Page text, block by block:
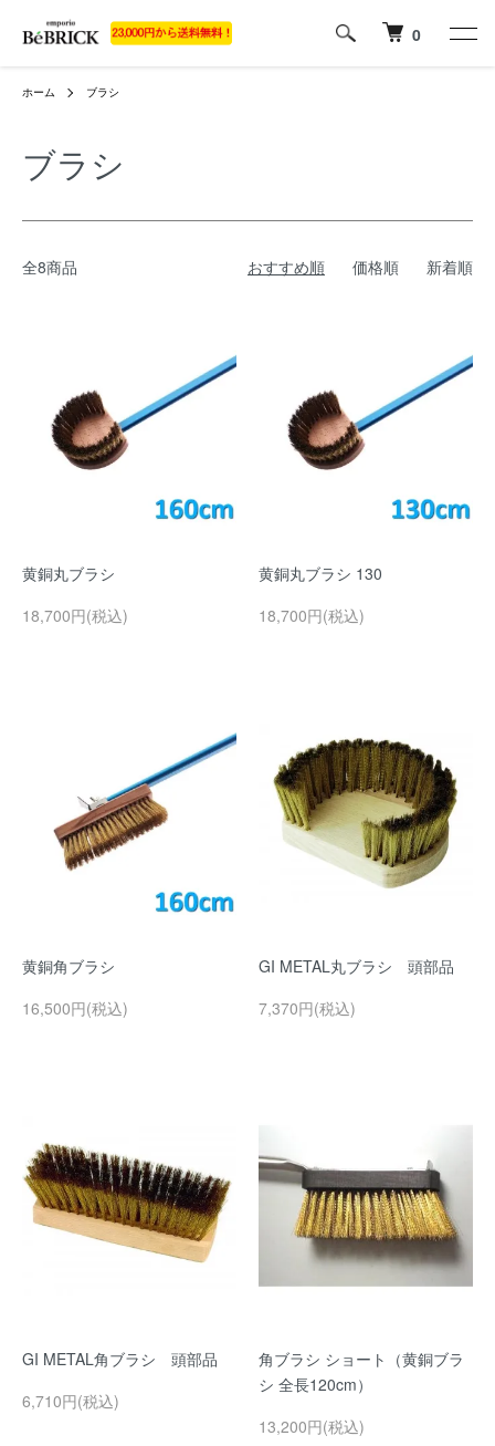
0
ホーム ブラシ
ブラシ
全8商品 おすすめ順 価格順 新着順
黄銅丸ブラシ
18,700円(税込)
黄銅丸ブラシ 130
18,700円(税込)
黄銅角ブラシ
16,500円(税込)
GI METAL丸ブラシ 頭部品
7,370円(税込)
GI METAL角ブラシ 頭部品
6,710円(税込)
角ブラシ ショート（黄銅ブラ
シ 全長120cm）
13,200円(税込)